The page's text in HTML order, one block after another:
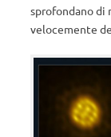
sprofondano di
velocemente